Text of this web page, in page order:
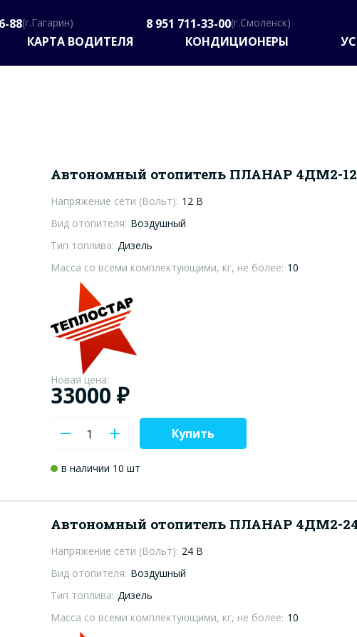
88(г.Гагарин) 8 951 711-33-00(г.Смоленск)
КАРТА ВОДИТЕЛЯ КОНДИЦИОНЕРЫ
Автономный отопитель ПЛАНАР 4ДМ2-
Напряжение сети (Вольт): 12 В
Вид отопителя: Воздушный
Тип топлива: Дизель
Масса со всеми комплектующими, кг, не более: 10
Новая цена:
33000 ₽
Купить
в наличии 10 шт
Автономный отопитель ПЛАНАР 4ДМ2-
Напряжение сети (Вольт): 24 В
Вид отопителя: Воздушный
Тип топлива: Дизель
Масса со всеми комплектующими, кг, не более: 10